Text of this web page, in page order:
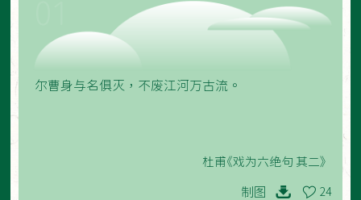
尔曹身与名俱灭，不废江河万古流。
杜甫《戏为六绝句 其二》
制图 24